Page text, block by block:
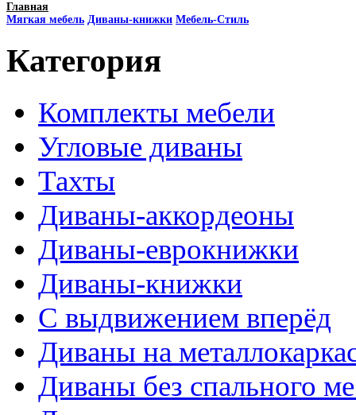
Главная
Мягкая мебель Диваны-книжки Мебель-Стиль
Категория
Комплекты мебели
Угловые диваны
Тахты
Диваны-аккордеоны
Диваны-еврокнижки
Диваны-книжки
С выдвижением вперёд
Диваны на
Диваны без спального